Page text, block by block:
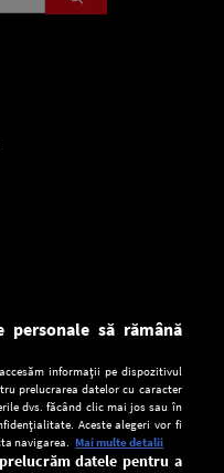
FM pentru smartphone:
personale să rămână
informații pe dispozitivul
prelucrarea datelor cu caracter
dvs. făcând clic mai jos sau în
Aceste alegeri vor fi
navigarea. Mai multe detalii
datele pentru a